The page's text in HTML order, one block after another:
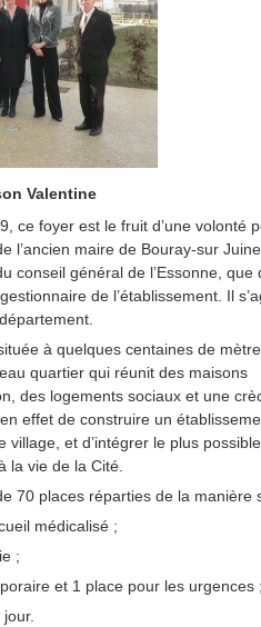
Valentine
ce foyer est le fruit d’une volonté
l’ancien maire de Bouray-sur
conseil général de l’Essonne, que
de l’établissement. Il
à quelques centaines de
quartier qui réunit des maisons
des logements sociaux et une
effet de construire un
village, et d’intégrer le plus
la vie de la Cité.
70 places réparties de la manière
médicalisé ;
;
et 1 place pour les urgences